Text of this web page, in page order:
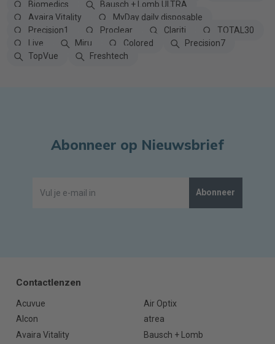
Biomedics
Bausch + Lomb ULTRA
Avaira Vitality
MyDay daily disposable
Precision1
Proclear Clariti
TOTAL30
Live
Miru Colored
Precision7
TopVue
Freshtech
Abonneer op Nieuwsbrief
Abonneer
Contactlenzen
Acuvue
Air Optix
Alcon
atrea
Avaira Vitality
Bausch + Lomb